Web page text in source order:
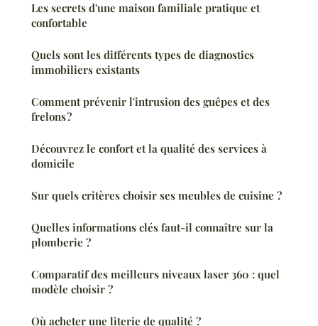
Les secrets d'une maison familiale pratique et
confortable
Quels sont les différents types de diagnostics
immobiliers existants
Comment prévenir l'intrusion des guêpes et des
frelons ?
Découvrez le confort et la qualité des services à
domicile
Sur quels critères choisir ses meubles de cuisine ?
Quelles informations clés faut-il connaître sur la
plomberie ?
Comparatif des meilleurs niveaux laser 360 : quel
modèle choisir ?
Où acheter une literie de qualité ?